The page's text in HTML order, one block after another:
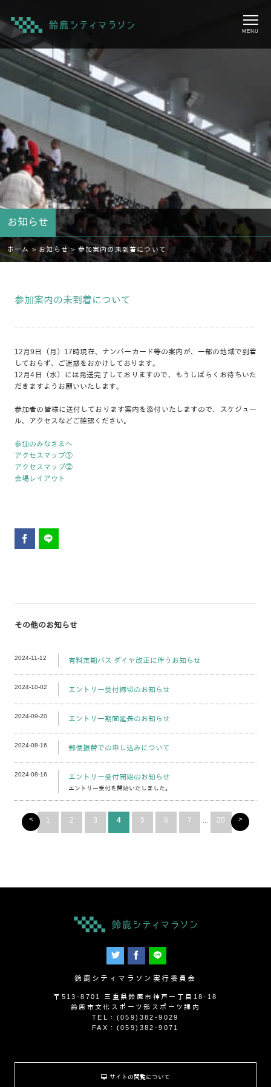
MENU
お知らせ
ホーム > お知らせ > 参加案内の未到着について
参加案内の未到着について
12月9日（月）17時現在、ナンバーカード等の案内が、一部の地域で到着
しておらず、ご迷惑をおかけしております。
12月4日（水）には発送完了しておりますので、もうしばらくお待ちいた
だきますようお願いいたします。
参加者の皆様に送付しております案内を添付いたしますので、スケジュー
ル、アクセスなどご確認ください。
参加のみなさまへ
アクセスマップ①
アクセスマップ②
会場レイアウト
その他のお知らせ
2024-11-12 有料定期バス ダイヤ改正に伴うお知らせ
2024-10-02 エントリー受付締切のお知らせ
2024-09-20 エントリー期間延長のお知らせ
2024-08-16 郵便振替での申し込みについて
2024-08-16 エントリー受付開始のお知らせ
エントリー受付を開始いたしました。
< 1 2 3 4 5 6 7 ... 20 >
鈴鹿シティマラソン実行委員会
〒513-8701 三重県鈴鹿市神戸一丁目18-18
鈴鹿市文化スポーツ部スポーツ課内
TEL：(059)382-9029
FAX：(059)382-9071
サイトの閲覧について